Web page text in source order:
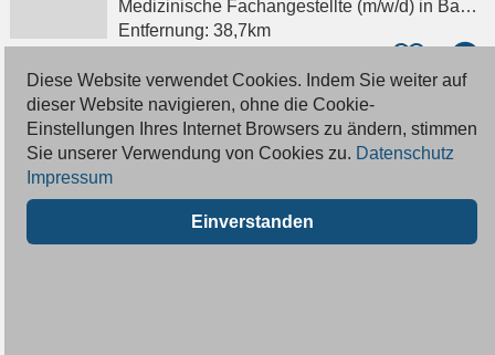
Medizinische Fachangestellte (m/w/d)in Baden-Baden
Entfernung: 38,7km
medizinische/r Fachangestellte/r (m/w/d)
Ortho.medic Dr. med. Nabegh G. Assad
Medizinische Fachangestellte (m/w/d)in Baden-Baden
eine Einsatzleitung (w/m/d) mit einem Dienstumfang von zurzeit 13 Std. Wochenarbeitszeit (30%)
Diese Website verwendet Cookies. Indem Sie weiter auf
dieser Website navigieren, ohne die Cookie-
Einstellungen Ihres Internet Browsers zu ändern, stimmen
Sie unserer Verwendung von Cookies zu. Datenschutz
Impressum
Einverstanden